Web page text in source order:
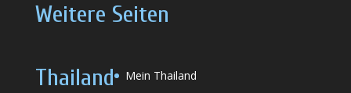
Weitere Seiten
Thailand Mein Thailand